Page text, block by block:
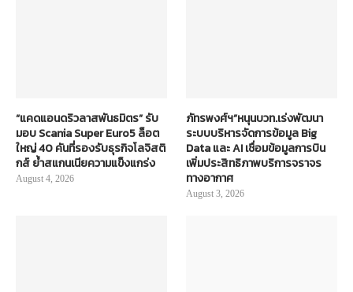
“แคดแอนดริวลาสพันธมิตร” รับ
มอบ Scania Super Euro5 ล็อต
ใหญ่ 40 คันที่รองรับธุรกิจโลจิสติ
กส์ ย้ำสแกนเนียความแข็งแกร่ง
August 4, 2026
ภัทรพงศ์ฯ”หนุนบวท.เร่งพัฒนา
ระบบบริหารจัดการข้อมูล Big
Data และ AI เชื่อมข้อมูลการบิน
เพิ่มประสิทธิภาพบริการจราจร
ทางอากาศ
August 3, 2026